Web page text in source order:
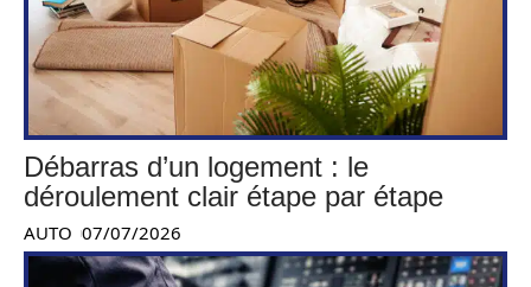
Débarras d’un logement : le
déroulement clair étape par étape
AUTO 07/07/2026